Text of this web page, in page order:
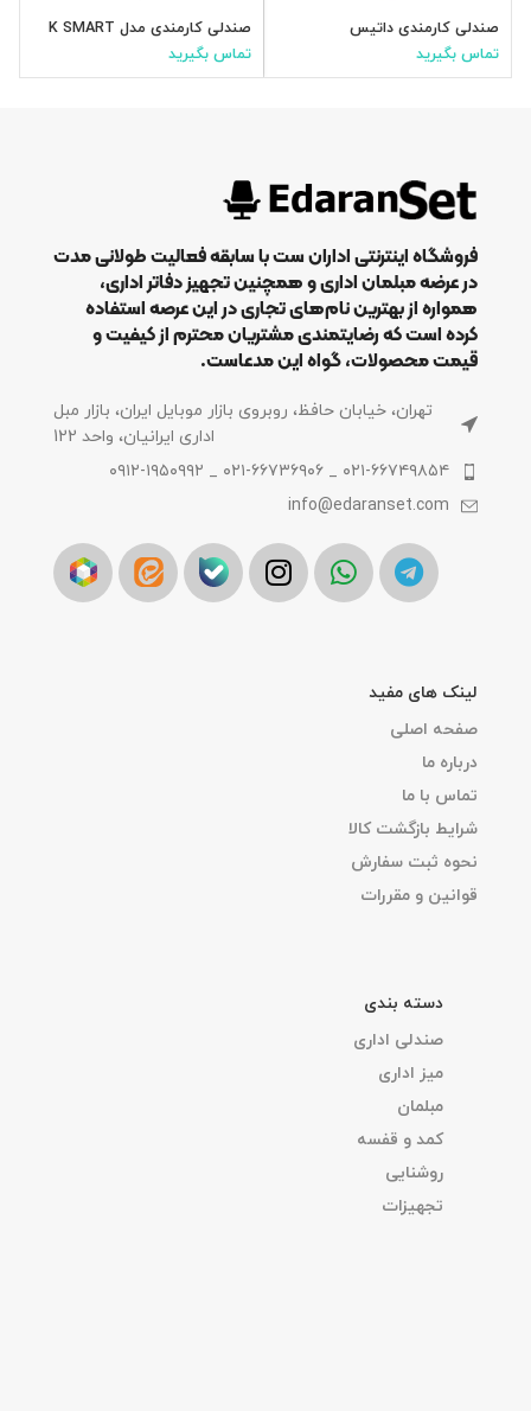
صندلی کارمندی داتیس
تماس بگیرید
صندلی کارمندی مدل K SMART
تماس بگیرید
فروشگاه اینترنتی اداران ست با سابقه فعالیت طولانی مدت
در عرضه مبلمان اداری و همچنین تجهیز دفاتر اداری،
همواره از بهترین نام‌های تجاری در این عرصه استفاده
کرده است که رضایتمندی مشتریان محترم از کیفیت و
قیمت محصولات، گواه این مدعاست.
تهران، خیابان حافظ، روبروی بازار موبایل ایران، بازار مبل
اداری ایرانیان، واحد 122
۰۲۱-۶۶۷۴۹۸۵۴ _ ۰۲۱-۶۶۷۳۶۹۰۶ _ ۰۹۱۲-۱۹۵۰۹۹۲
info@edaranset.com
لینک های مفید
صفحه اصلی
درباره ما
تماس با ما
شرایط بازگشت کالا
نحوه ثبت سفارش
قوانین و مقررات
دسته بندی
صندلی اداری
میز اداری
مبلمان
کمد و قفسه
روشنایی
تجهیزات